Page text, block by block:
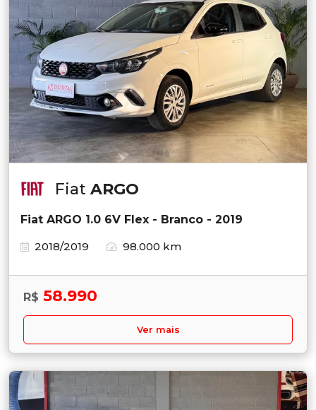
Fiat ARGO
Fiat ARGO 1.0 6V Flex - Branco - 2019
2018/2019
98.000 km
R$ 58.990
Ver mais